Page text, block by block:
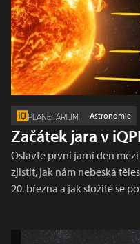
PLANETÁRIUM Astronomie
Začátek jara v
Oslavte první jarní den
zjistit, jak nám nebeská
20. března a jak složitě se